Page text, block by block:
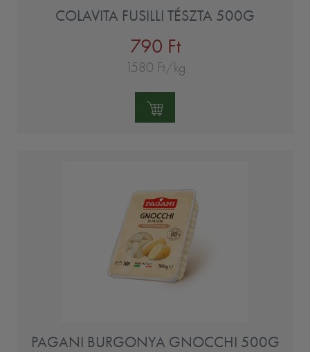
COLAVITA FUSILLI TÉSZTA 500G
790 Ft
1580 Ft/kg
Mennyiség:
PAGANI BURGONYA GNOCCHI 500G